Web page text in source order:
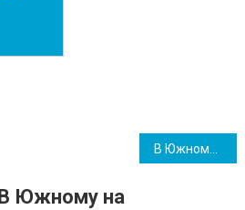
В Южному відзначили День Гідності та Свободи
В Южному на